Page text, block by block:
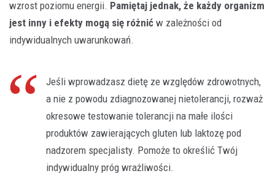
wzrost poziomu energii. Pamiętaj jednak, że każdy organizm
jest inny i efekty mogą się różnić w zależności od
indywidualnych uwarunkowań.
Jeśli wprowadzasz dietę ze względów zdrowotnych,
a nie z powodu zdiagnozowanej nietolerancji, rozważ
okresowe testowanie tolerancji na małe ilości
produktów zawierających gluten lub laktozę pod
nadzorem specjalisty. Pomoże to określić Twój
indywidualny próg wrażliwości.